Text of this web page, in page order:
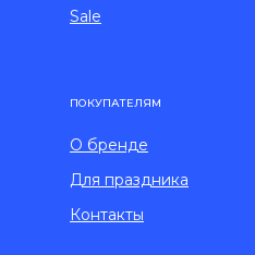
О бренде
ПОКУПАТЕЛЯМ
Sale
Контакты
Для праздника